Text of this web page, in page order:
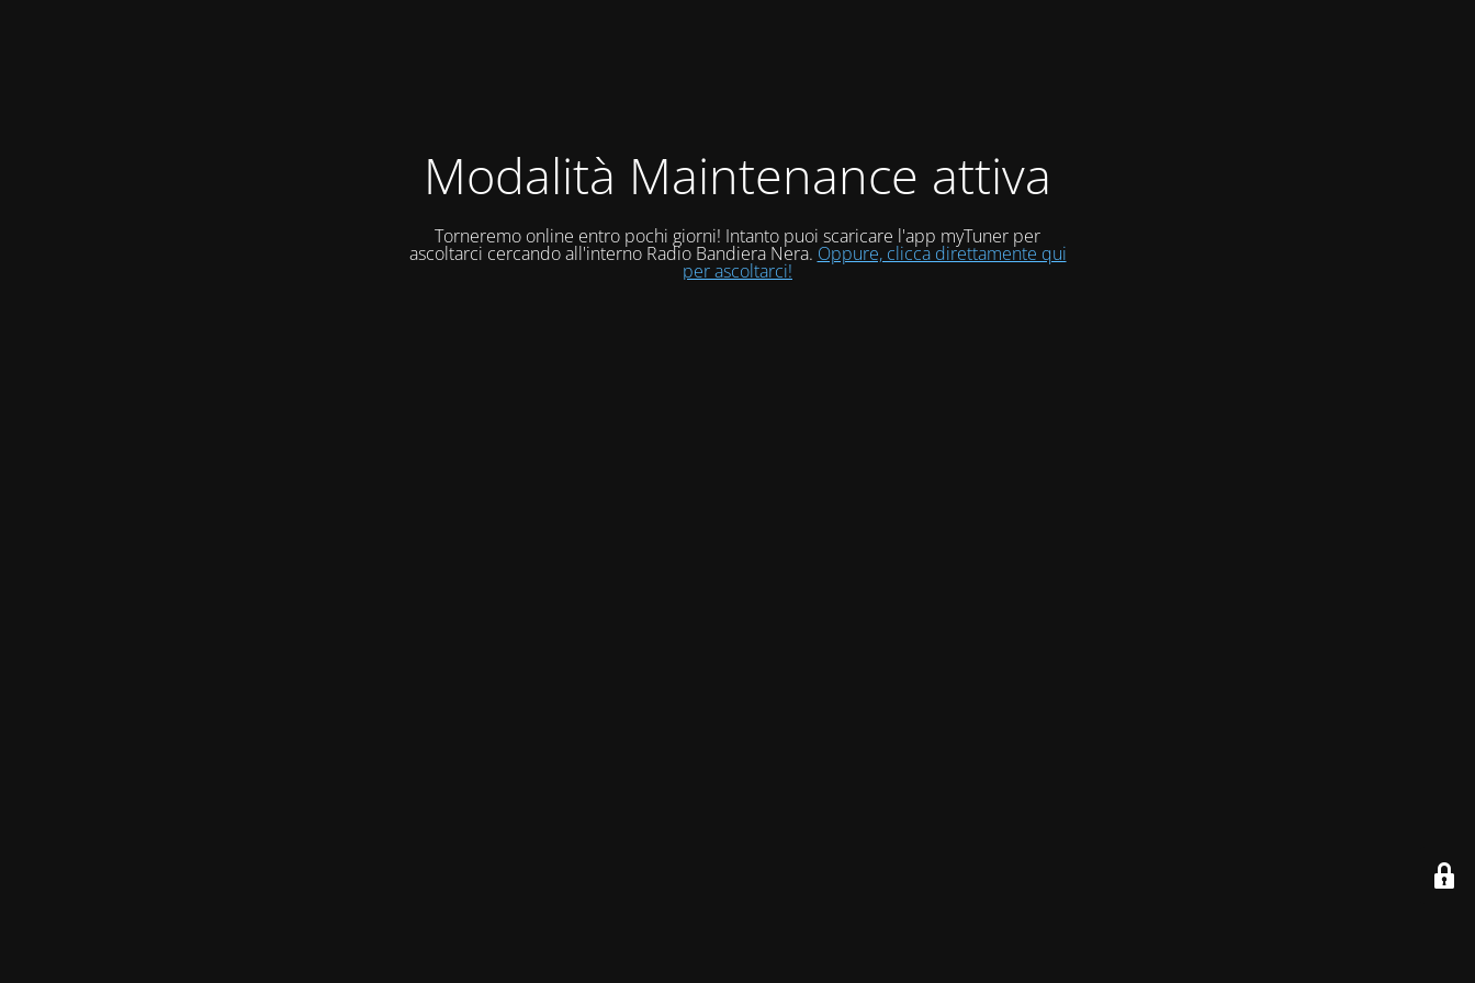
Modalità Maintenance attiva
Torneremo online entro pochi giorni! Intanto puoi scaricare l'app myTuner per
ascoltarci cercando all'interno Radio Bandiera Nera. Oppure, clicca direttamente qui
per ascoltarci!